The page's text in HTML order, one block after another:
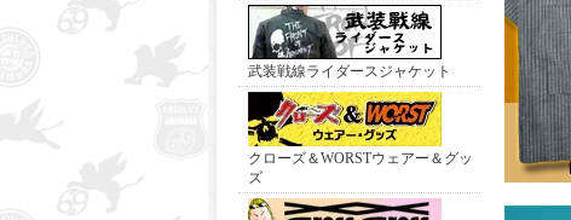
武装戦線ライダースジャケット
クローズ＆WORSTウェアー＆グッ
ズ